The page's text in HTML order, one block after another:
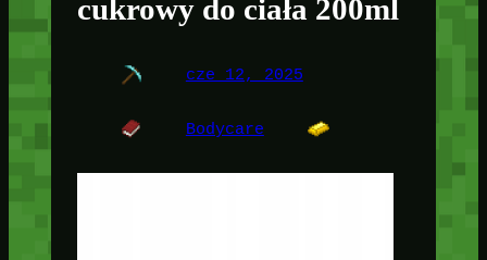
cukrowy do ciała 200ml
cze 12, 2025
Bodycare